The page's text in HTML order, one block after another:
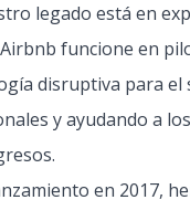
legado está en
funcione en
disruptiva para el
y ayudando a
en 2017,